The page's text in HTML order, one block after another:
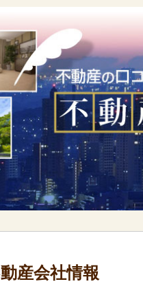
産会社情報